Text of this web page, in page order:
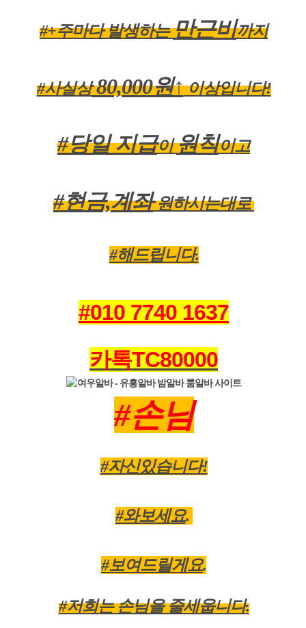
#+주마다 발생하는만근비까지
#사실상80,000원↑이상입니다!
#당일 지급이원칙이고
#현금,계좌원하시는대로
#해드립니다.
#010 7740 1637
카톡TC80000
#손님
#자신있습니다!
#와보세요.
#보여드릴게요.
#저희는 손님을 줄세웁니다.